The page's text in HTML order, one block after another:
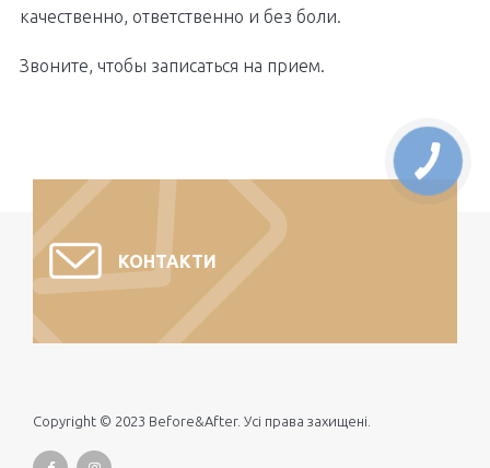
качественно, ответственно и без боли.
Звоните, чтобы записаться на прием.
КОНТАКТИ
Copyright © 2023 Before&After. Усі права захищені.